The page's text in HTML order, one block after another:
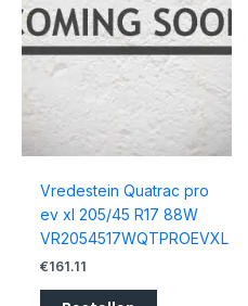
Vredestein Quatrac pro
ev xl 205/45 R17 88W
VR2054517WQTPROEVXL
€161.11